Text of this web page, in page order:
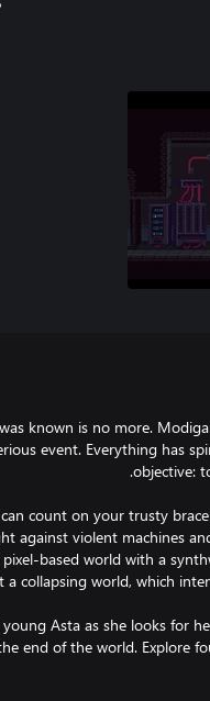
known is no more.
event. Everything has
count on your trusty
against violent machines
based world with a
Asta as she looks for
end of the world. Explore